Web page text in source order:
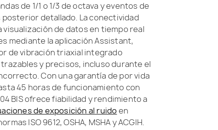
de 1/1 o 1/3 de octava y eventos de
posterior detallado. La conectividad
de datos en tiempo real
mediante la aplicación Assistant,
de vibración triaxial integrado
y precisos, incluso durante el
Con una garantía de por vida
45 horas de funcionamiento con
BIS ofrece fiabilidad y rendimiento a
de exposición al ruidoen
ISO 9612, OSHA, MSHA y ACGIH.